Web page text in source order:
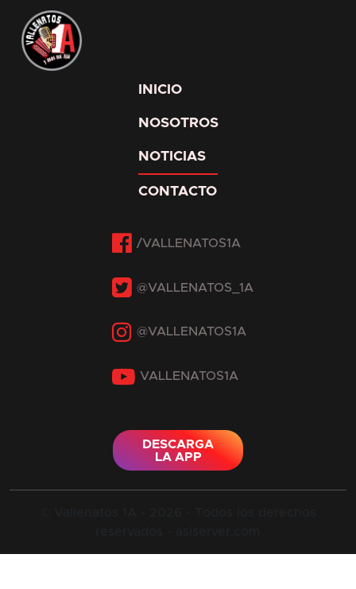
INICIO
NOSOTROS
NOTICIAS
CONTACTO
DESCARGA
LA APP